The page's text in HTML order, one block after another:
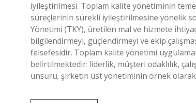
iyileştirilmesi. Toplam kalite yönetiminin
süreçlerinin sürekli iyileştirilmesine yönelik
Yönetimi (TKY), üretilen mal ve hizmete
bilgilendirmeyi, güçlendirmeyi ve ekip
felsefesidir. Toplam kalite yönetimi
belirtilmektedir: liderlik, müşteri odaklılık,
unsuru, şirketin üst yönetiminin örnek olarak